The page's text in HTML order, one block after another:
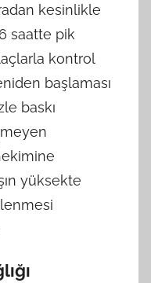
kesinlikle
saatte pik
kontrol
başlaması
baskı
yüksekte